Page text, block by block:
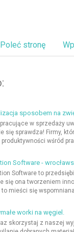
Poleć stronę
sposobem na
w sprzedaży
się sprawdza! Firmy,
wśród
Software -
Software to
się ona tworzeniem
to mieści się
worki na węgiel.
skorzystaj z naszej